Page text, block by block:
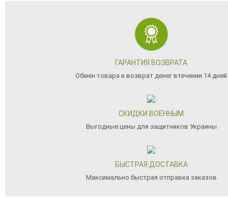
ГАРАНТИЯ ВОЗВРАТА
Обмен товара и возврат денег втечении 14 дней
СКИДКИ ВОЕННЫМ
Выгодные цены для защитников Украины
БЫСТРАЯ ДОСТАВКА
Максимально быстрая отправка заказов